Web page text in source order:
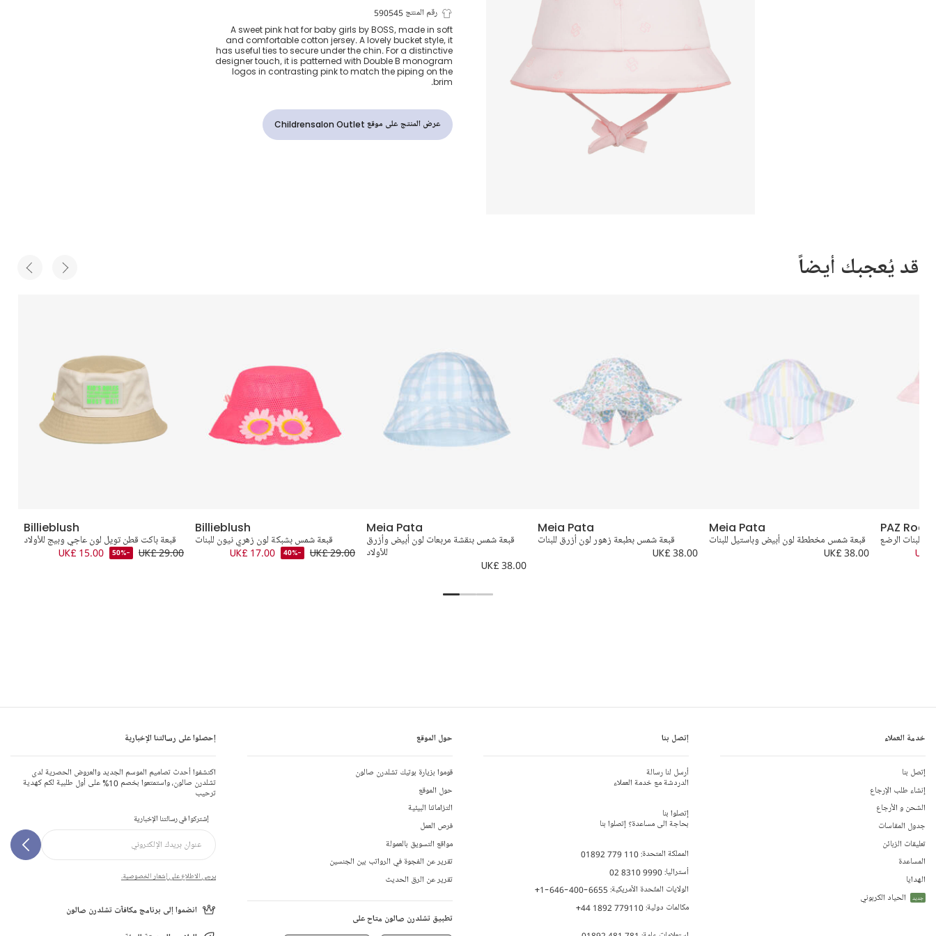
قبعة قطن جيرسي لون
زهري للمولودات
رقم المنتج 590545
A sweet pink hat for baby girls by BOSS, made in soft
and comfortable cotton jersey. A lovely bucket style, it
has useful ties to secure under the chin. For a distinctive
designer touch, it is patterned with Double B monogram
logos in contrasting pink to match the piping on the
brim.
عرض المنتج على موقع Childrensalon Outlet
قد يُعجبك أيضاً
Billieblush
قبعة باكت قطن تويل لون عاجي وبيج للأولاد
UK£ 29.00
-50%
UK£ 15.00
Billieblush
قبعة شمس بشبكة لون زهري نيون للبنات
UK£ 29.00
-40%
UK£ 17.00
Meia Pata
قبعة شمس بنقشة مربعات لون أبيض وأزرق
للأولاد
UK£ 38.00
Meia Pata
قبعة شمس بطبعة زهور لون أزرق للبنات
UK£ 38.00
Meia Pata
قبعة شمس مخططة لون أبيض وباستيل للبنات
UK£ 38.00
PAZ
للبنات الرضع
خدمة العملاء
إتصل بنا
إنشاء طلب الإرجاع
الشحن و الأرجاع
جدول المقاسات
تعليقات الزبائن
المساعدة
الهدايا
جديد الحياد الكربوني
إتصل بنا
أرسل لنا رسالة
الدردشة مع خدمة العملاء
إتصلوا بنا
بحاجة الى مساعدة؟ إتصلوا بنا
المملكة المتحدة:01892 779 110
أستراليا:02 8310 9990
الولايات المتّحدة الأمريكية: +1-646-400-6655
مكالمات دولية:+44 1892 779110
حول الموقع
قوموا بزيارة بوتيك تشلدرن صالون
حول الموقع
التزاماتنا البيئية
فرص العمل
مواقع التسويق بالعمولة
تقرير عن الفجوة في الرواتب بين الجنسين
تقرير عن الرق الحديث
تطبيق تشلدرن صالون متاح على
إحصلوا على رسالتنا الإخبارية
اكتشفوا أحدث تصاميم الموسم الجديد والعروض الحصرية لدى
تشلدرن صالون، واستمتعوا بخصم 10% على أول طلبية لكم كهدية
ترحيب
إشتركوا في رسالتنا الإخبارية
يرجى الاطلاع على إشعار الخصوصية.
انضموا إلى برنامج مكافآت تشلدرن صالون